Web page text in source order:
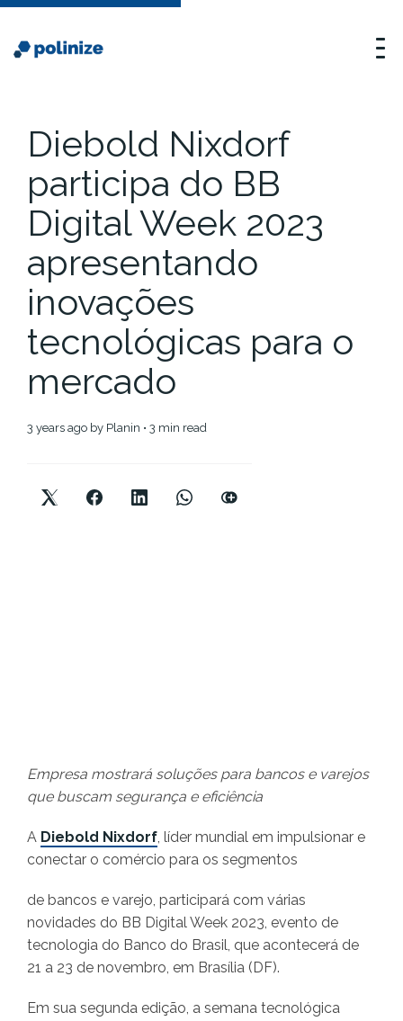
Diebold Nixdorf
participa do BB
Digital Week 2023
apresentando
inovações
tecnológicas para o
mercado
3 years ago by Planin • 3 min read
Empresa mostrará soluções para bancos e varejos
que buscam segurança e eficiência
A Diebold Nixdorf, líder mundial em impulsionar e
conectar o comércio para os segmentos
de bancos e varejo, participará com várias
novidades do BB Digital Week 2023, evento de
tecnologia do Banco do Brasil, que acontecerá de
21 a 23 de novembro, em Brasília (DF).
Em sua segunda edição, a semana tecnológica